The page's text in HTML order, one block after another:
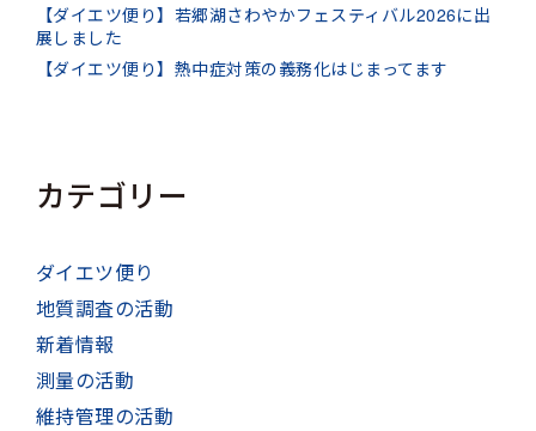
【ダイエツ便り】若郷湖さわやかフェスティバル2026に出
展しました
【ダイエツ便り】熱中症対策の義務化はじまってます
カテゴリー
ダイエツ便り
地質調査の活動
新着情報
測量の活動
維持管理の活動